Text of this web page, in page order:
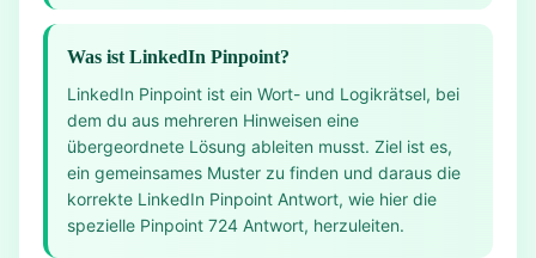
Was ist LinkedIn Pinpoint?
LinkedIn Pinpoint ist ein Wort- und Logikrätsel, bei
dem du aus mehreren Hinweisen eine
übergeordnete Lösung ableiten musst. Ziel ist es,
ein gemeinsames Muster zu finden und daraus die
korrekte LinkedIn Pinpoint Antwort, wie hier die
spezielle Pinpoint 724 Antwort, herzuleiten.